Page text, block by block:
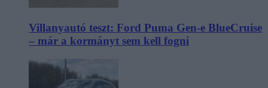
Villanyautó teszt: Ford Puma Gen-e BlueCruise
– már a kormányt sem kell fogni